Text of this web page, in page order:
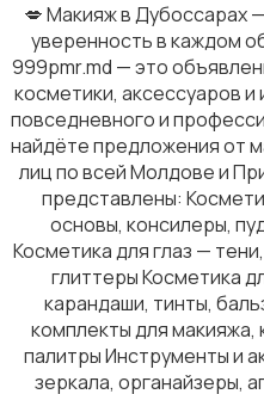
Товары для здоровья 1
Маникюр и педикюр
💋 Макияж в Дубоссарах
уверенность в каждом
999pmr.md — это
косметики, аксессуаров
повседневного и
найдёте предложения от
лиц по всей Молдове и
представлены:
основы, консилеры,
Косметика для глаз —
глиттеры Косметика
карандаши, тинты,
комплекты для
палитры Инструменты и
зеркала, органайзеры,